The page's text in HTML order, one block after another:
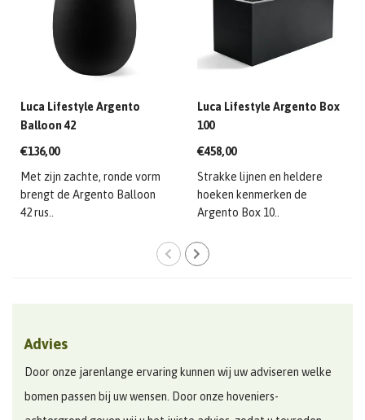
Luca Lifestyle Argento
Balloon 42
€136,00
Met zijn zachte, ronde vorm
brengt de Argento Balloon
42 rus..
Luca Lifestyle Argento Box
100
€458,00
Strakke lijnen en heldere
hoeken kenmerken de
Argento Box 10..
Advies
Door onze jarenlange ervaring kunnen wij uw adviseren welke
bomen passen bij uw wensen. Door onze hoveniers-